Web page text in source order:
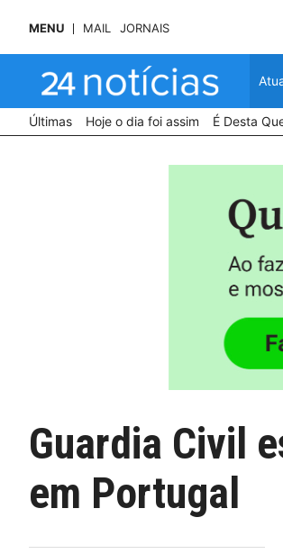
MENU MAIL JORNAIS
Últimas Hoje o dia foi assim É Desta
Guardia Civil
em Portugal